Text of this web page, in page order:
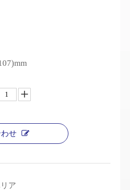
せ
ア